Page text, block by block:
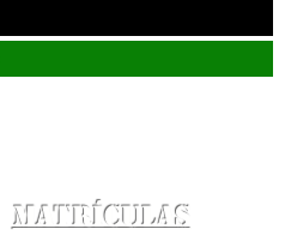
Matrículas